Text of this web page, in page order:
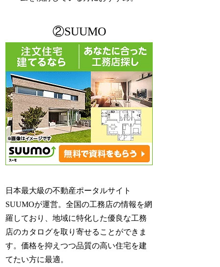
②SUUMO
日本最大級の不動産ポータルサイト
SUUMOが運営。全国の工務店の情報を網
羅しており、地域に特化した優良な工務
店のカタログを取り寄せることができま
す。価格を抑えつつ品質の高い住宅を建
てたい方に最適。